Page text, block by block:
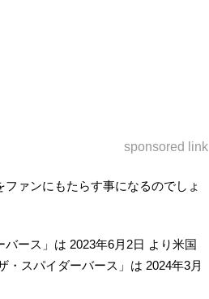
sponsored link
ァンにもたらす事になるのでしょ
ース」は 2023年6月2日 より米国
・スパイダーバース」は 2024年3月